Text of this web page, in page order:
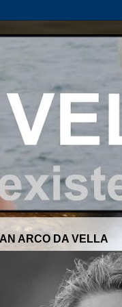
ARCO DA VELLA